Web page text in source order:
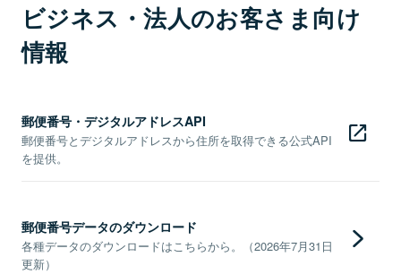
ビジネス・法人のお客さま向け
情報
郵便番号・デジタルアドレスAPI
郵便番号とデジタルアドレスから住所を取得できる公式API
を提供。
郵便番号データのダウンロード
各種データのダウンロードはこちらから。（2026年7月31日
更新）